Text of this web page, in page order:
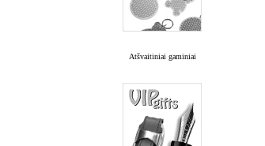
Atšvaitiniai gaminiai